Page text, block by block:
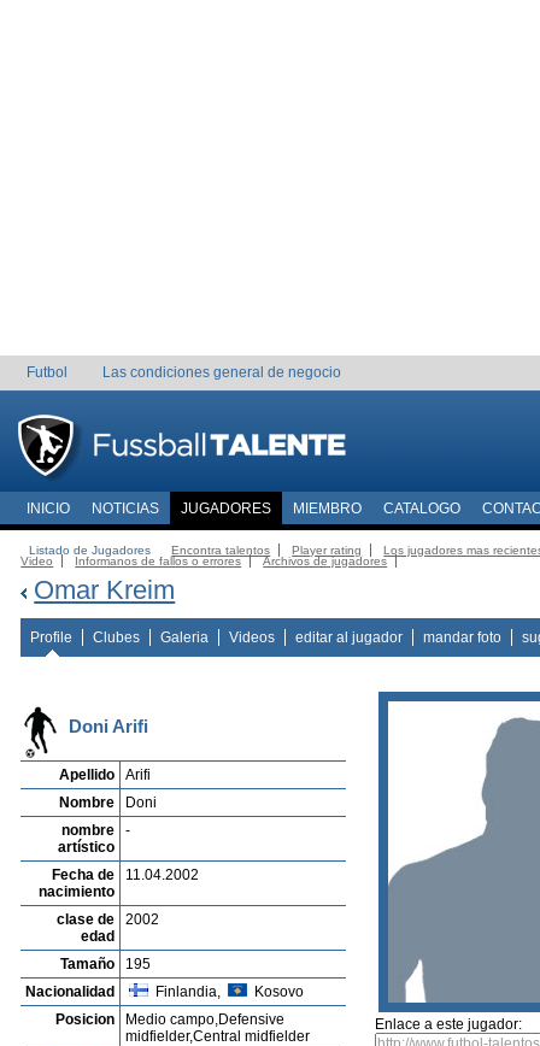
Futbol Las condiciones general de negocio
INICIO NOTICIAS JUGADORES MIEMBRO CATALOGO
Listado de Jugadores Encontra talentos Player rating
Los jugadores mas
Video
Informanos de fallos o errores Archivos de jugadores
Omar Kreim
Profile Clubes Galeria Videos editar al jugador mandar foto
Doni Arifi
Apellido
Arifi
Nombre
Doni
nombre
artístico
-
Fecha de
nacimiento
11.04.2002
clase de
edad
2002
Tamaño
195
Nacionalidad
Finlandia,
Kosovo
Posicion
Medio campo,Defensive
midfielder,Central midfielder
Enlace a este jugador: